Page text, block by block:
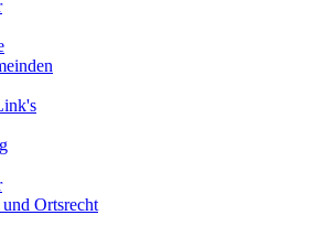
Ortsrecht